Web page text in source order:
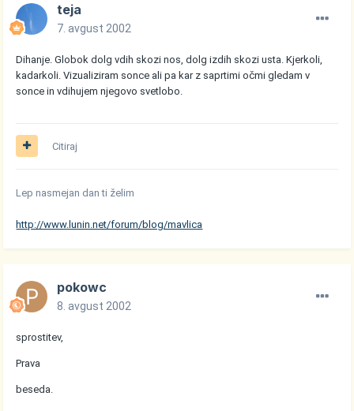
teja
7. avgust 2002
Dihanje. Globok dolg vdih skozi nos, dolg izdih skozi usta. Kjerkoli,
kadarkoli. Vizualiziram sonce ali pa kar z saprtimi očmi gledam v
sonce in vdihujem njegovo svetlobo.
Citiraj
Lep nasmejan dan ti želim
http://www.lunin.net/forum/blog/mavlica
pokowc
8. avgust 2002
sprostitev,
Prava
beseda.